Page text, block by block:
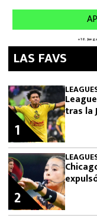
LAS FAVS
tras la
1
2